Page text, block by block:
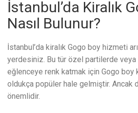
İstanbul’da Kiralık
Nasıl Bulunur?
İstanbul’da kiralık Gogo boy hizmeti
yerdesiniz. Bu tür özel partilerde
eğlenceye renk katmak için Gogo boy
oldukça popüler hale gelmiştir. Ancak
önemlidir.